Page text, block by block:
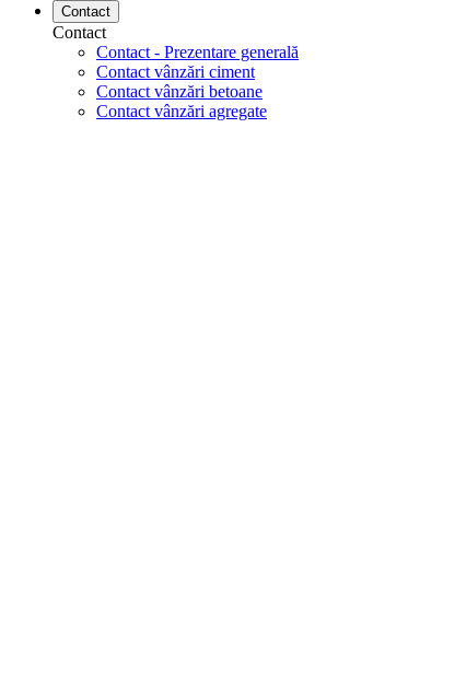
Contact
Contact
Contact - Prezentare generală
Contact vânzări ciment
Contact vânzări betoane
Contact vânzări agregate